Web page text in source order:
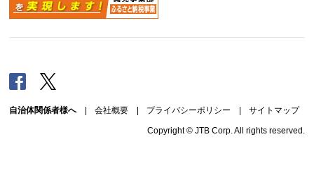
Facebook
自治体関係者様へ| 会社概要 プライバシーポリシー サイトマップ
Copyright © JTB Corp. All rights reserved.